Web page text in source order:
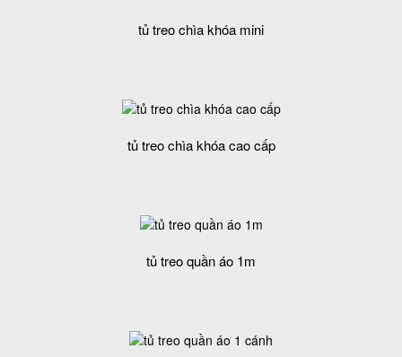
tủ treo chìa khóa mini
tủ treo chìa khóa cao cấp
tủ treo quần áo 1m